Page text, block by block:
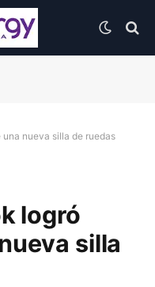
nueva silla de ruedas
logró
silla